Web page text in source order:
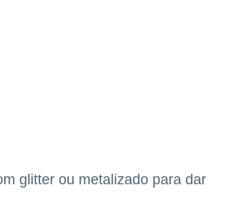
glitter ou metalizado para dar